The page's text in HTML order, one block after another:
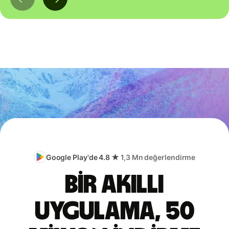
Google Play'de 4.8 ★ 1,3 Mn değerlendirme
Bir akıllı
uygulama, 50